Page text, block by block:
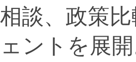
相談、政策
ェントを展